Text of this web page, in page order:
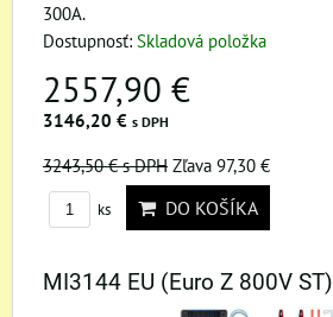
300A.
Dostupnosť: Skladová položka
2557,90 €
3146,20 € s DPH
3243,50 €s DPH Zľava 97,30 €
ks DO KOŠÍKA
MI3144 EU (Euro Z 800V ST)